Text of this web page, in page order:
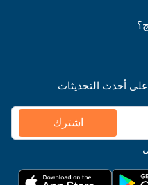
أحدث التحديثات
اشترك